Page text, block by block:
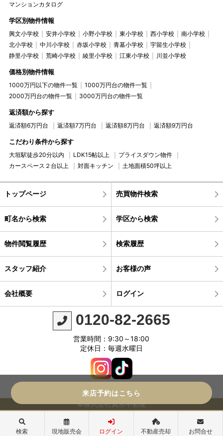
マンションカタログ
学区別物件情報
興文小学校 安井小学校 小野小学校 東小学校 西小学校
南小学校
北小学校
中川小学校 赤坂小学校 青墓小学校
宇留生小学校
静里小学校
荒崎小学校 綾里小学校 江東小学校 川並小学校
価格別物件情報
1000万円以下の物件一覧
1000万円台の物件一覧
2000万円台の物件一覧
3000万円台の物件一覧
返済額から探す
返済額6万円台 返済額7万円台 返済額8万円台 返済額9万円台
こだわり条件から探す
大垣駅徒歩20分以内 LDK15帖以上
プライスダウン物件
カースペース２台以上
対面キッチン 土地面積50坪以上
トップページ 売買物件検索
町名から検索 学区から検索
物件閲覧履歴 検索履歴
スタッフ紹介 お客様の声
会社概要 ログイン
0120-82-2665
営業時間：9:30～18:00
定休日：毎週水曜日
©株式会社真永不動産
来店予約はこちら
検索 現地販売会 ログイン 不動産売却 お問合せ